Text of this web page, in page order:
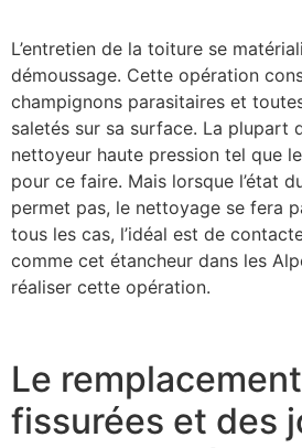
L’entretien de la toiture se
démoussage. Cette opération
champignons parasitaires et
saletés sur sa surface. La plupart
nettoyeur haute pression tel que
pour ce faire. Mais lorsque l’état
permet pas, le nettoyage se fera
tous les cas, l’idéal est de
comme cet étancheur dans les
réaliser cette opération.
Le
fissurées et des